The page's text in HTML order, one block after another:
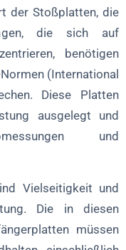
der Stoßplatten, die
die sich auf
benötigen
(International
Diese Platten
ausgelegt und
und
Vielseitigkeit und
Die in diesen
müssen